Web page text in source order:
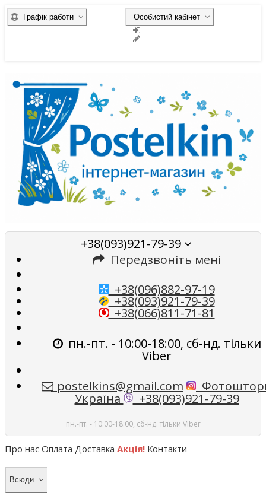
Особистий кабінет
Графік работи
+38(093)921-79-39
Передзвоніть мені
+38(096)882-97-19
+38(093)921-79-39
+38(066)811-71-81
пн.-пт. - 10:00-18:00, сб-нд. тільки
Viber
postelkins@gmail.com
Україна +38(093)921-79-39
пн.-пт. - 10:00-18:00, сб-нд. тільки Viber
Про нас Оплата Доставка Акція! Контакти
Всюди